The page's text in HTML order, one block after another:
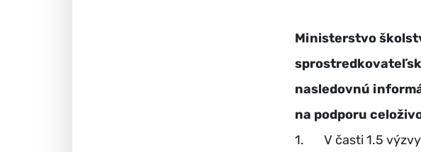
Ministerstvo
nasledovnú
na podporu
1. V časti 1.5 výzvy